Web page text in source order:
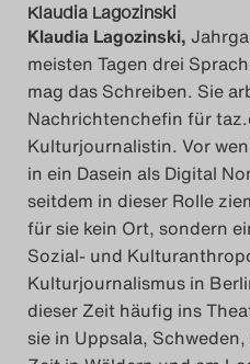
Klaudia Lagozinski
Klaudia Lagozinski,
meisten Tagen drei
mag das Schreiben. Sie
Nachrichtenchefin für
Kulturjournalistin. Vor
in ein Dasein als Digital
seitdem in dieser Rolle
für sie kein Ort, sondern
Sozial- und
Kulturjournalismus in
dieser Zeit häufig ins
sie in Uppsala,